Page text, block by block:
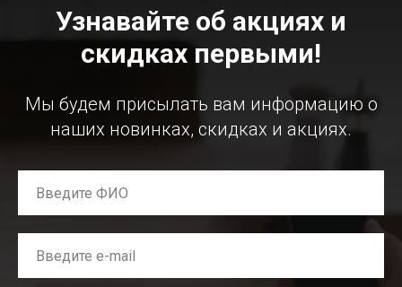
Узнавайте об акциях и
скидках первыми!
Мы будем присылать вам информацию о
наших новинках, скидках и акциях.